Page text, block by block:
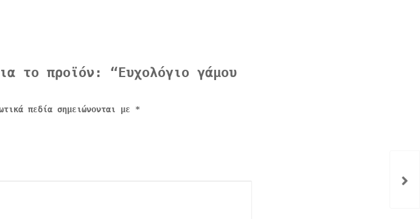
το προϊόν: “Ευχολόγιο γάμου
πεδία σημειώνονται με *